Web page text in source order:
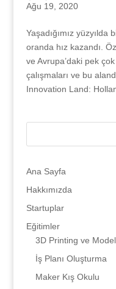
Ağu 19, 2020
Yaşadığımız yüzyılda
oranda hız kazandı.
ve Avrupa’daki pek
çalışmaları ve bu
Innovation Land:
Ana Sayfa
Hakkımızda
Startuplar
Eğitimler
3D Printing ve
İş Planı Oluşturma
Maker Kış Okulu